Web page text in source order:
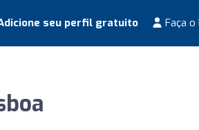
seu perfil gratuito Faça